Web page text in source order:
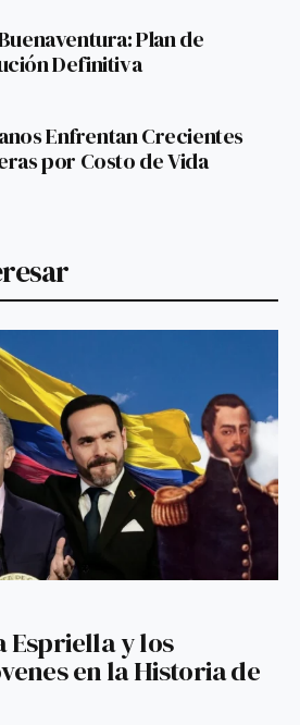
Plan de
Definitiva
Enfrentan Crecientes
por Costo de Vida
Espriella y los
en la Historia de